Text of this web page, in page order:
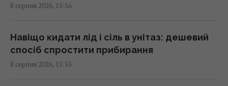
Євросоюз прискорив роботу над власним
14:54 субота, 08 серпня 2026
Уся лінійка iPhone 17 може подорожчати
8 серпня 2026, 15:56
Навіщо кидати лід і сіль в унітаз: дешевий
спосіб спростити прибирання
8 серпня 2026, 15:55